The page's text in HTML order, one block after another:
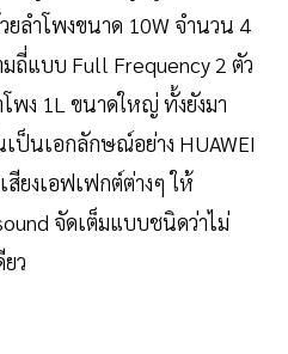
ยลำโพงขนาด 10W จำนวน 4
ถี่แบบ Full Frequency 2 ตัว
พง 1L ขนาดใหญ่ ทั้งยังมา
ป็นเอกลักษณ์อย่าง HUAWEI
ยงเอฟเฟกต์ต่างๆ ให้
จัดเต็มแบบชนิดว่าไม่
ว